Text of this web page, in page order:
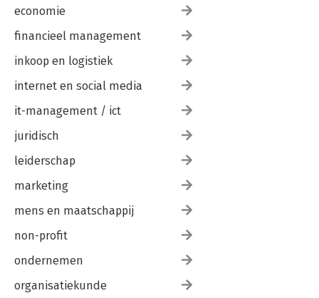
economie
financieel management
inkoop en logistiek
internet en social media
it-management / ict
juridisch
leiderschap
marketing
mens en maatschappij
non-profit
ondernemen
organisatiekunde